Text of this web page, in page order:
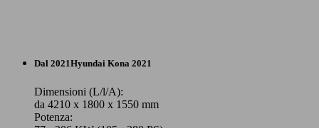
SUV/Fuoristrada/Pick-up
Elettrica/Benzina
Model Version
Dal 2021Hyundai Kona 2021
Dimensioni (L/l/A):
da 4210 x 1800 x 1550 mm
Potenza: